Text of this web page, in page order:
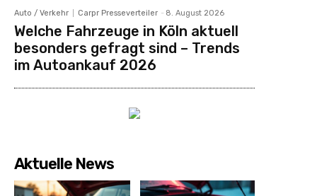
Auto / Verkehr Carpr Presseverteiler - 8. August 2026
Welche Fahrzeuge in Köln aktuell
besonders gefragt sind – Trends
im Autoankauf 2026
Aktuelle News